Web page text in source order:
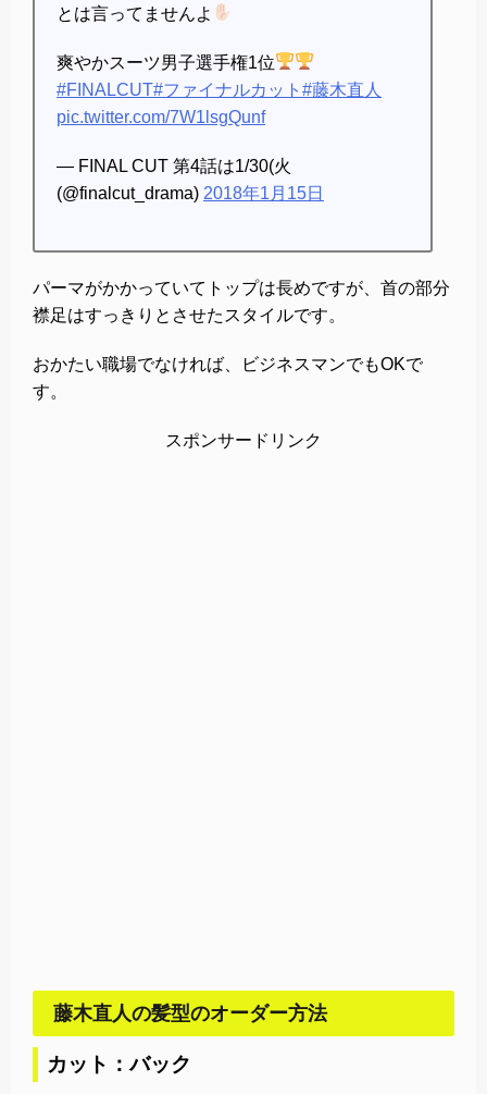
とは言ってませんよ
爽やかスーツ男子選手権1位
#FINALCUT#ファイナルカット #藤木直人
pic.twitter.com/7W1lsgQunf
— FINAL CUT 第4話は1/30(火
(@finalcut_drama) 2018年1月15日
パーマがかかっていてトップは長めですが、首の部分
襟足はすっきりとさせたスタイルです。
おかたい職場でなければ、ビジネスマンでもOKで
す。
スポンサードリンク
藤木直人の髪型のオーダー方法
カット：バック